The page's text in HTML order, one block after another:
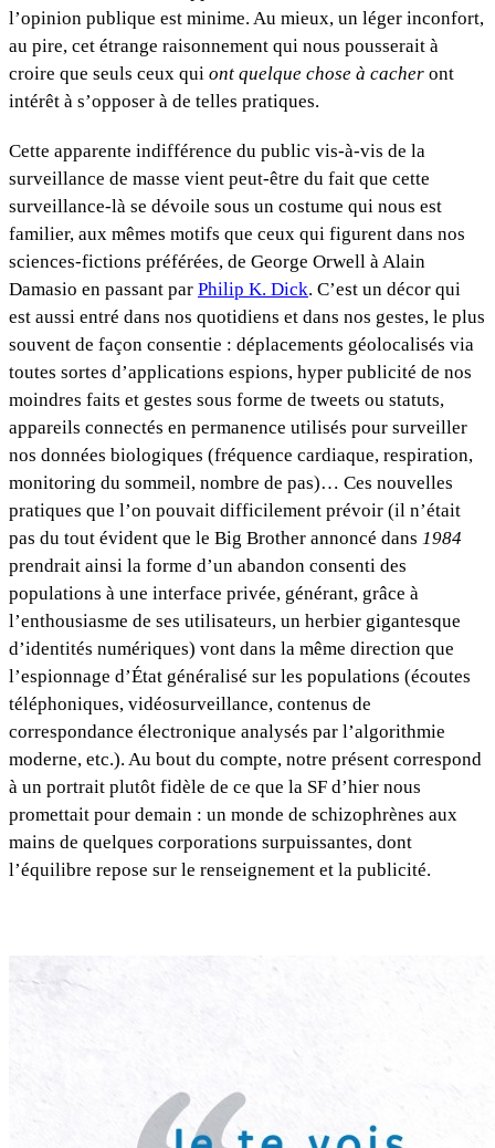
l’opinion publique est minime. Au mieux, un léger inconfort,
au pire, cet étrange raisonnement qui nous pousserait à
croire que seuls ceux qui ont quelque chose à cacher ont
intérêt à s’opposer à de telles pratiques.
Cette apparente indifférence du public vis-à-vis de la
surveillance de masse vient peut-être du fait que cette
surveillance-là se dévoile sous un costume qui nous est
familier, aux mêmes motifs que ceux qui figurent dans nos
sciences-fictions préférées, de George Orwell à Alain
Damasio en passant par Philip K. Dick. C’est un décor qui
est aussi entré dans nos quotidiens et dans nos gestes, le plus
souvent de façon consentie : déplacements géolocalisés via
toutes sortes d’applications espions, hyper publicité de nos
moindres faits et gestes sous forme de tweets ou statuts,
appareils connectés en permanence utilisés pour surveiller
nos données biologiques (fréquence cardiaque, respiration,
monitoring du sommeil, nombre de pas)… Ces nouvelles
pratiques que l’on pouvait difficilement prévoir (il n’était
pas du tout évident que le Big Brother annoncé dans 1984
prendrait ainsi la forme d’un abandon consenti des
populations à une interface privée, générant, grâce à
l’enthousiasme de ses utilisateurs, un herbier gigantesque
d’identités numériques) vont dans la même direction que
l’espionnage d’État généralisé sur les populations (écoutes
téléphoniques, vidéosurveillance, contenus de
correspondance électronique analysés par l’algorithmie
moderne, etc.). Au bout du compte, notre présent correspond
à un portrait plutôt fidèle de ce que la SF d’hier nous
promettait pour demain : un monde de schizophrènes aux
mains de quelques corporations surpuissantes, dont
l’équilibre repose sur le renseignement et la publicité.